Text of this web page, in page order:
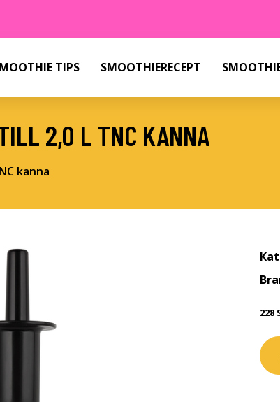
TIPS SMOOTHIERECEPT
2,0 L TNC KANNA
kanna
228